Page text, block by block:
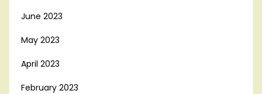
June 2023
May 2023
April 2023
February 2023